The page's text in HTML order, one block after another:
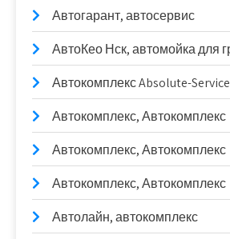
Автогарант, автосервис
АвтоКео Нск, автомойка для
Автокомплекс Absolute-Service
Автокомплекс, Автокомплекс
Автокомплекс, Автокомплекс
Автокомплекс, Автокомплекс
Автолайн, автокомплекс